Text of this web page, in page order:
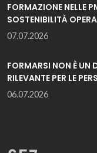
FORMAZIONE NELLE
SOSTENIBILITÀ
07.07.2026
FORMARSI NON È UN
RILEVANTE PER LE
06.07.2026